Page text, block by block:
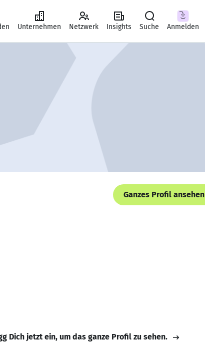
Unternehmen Netzwerk Insights Suche Anmelden
Ganzes Profil ansehen
Dich jetzt ein, um das ganze Profil zu sehen.